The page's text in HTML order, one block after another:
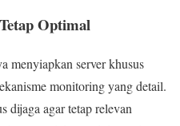
Optimal
menyiapkan server khusus
monitoring yang detail.
dijaga agar tetap relevan